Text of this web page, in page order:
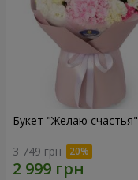
Букет "Желаю счастья"
3 749 грн